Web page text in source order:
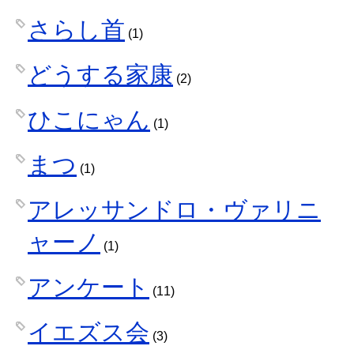
さらし首 (1)
どうする家康 (2)
ひこにゃん (1)
まつ (1)
アレッサンドロ・ヴァリニ
ャーノ
(1)
アンケート (11)
イエズス会 (3)